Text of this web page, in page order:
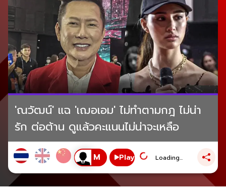
'ณวัฒน์' แฉ 'เฌอเอม' ไม่ทำตามกฎ ไม่น่า
รัก ต่อต้าน ดูแล้วคะแนนไม่น่าจะเหลือ
Play Loading...